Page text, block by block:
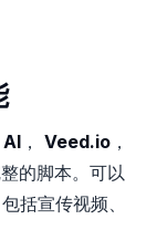
， Veed.io ，
的脚本。可以
括宣传视频、